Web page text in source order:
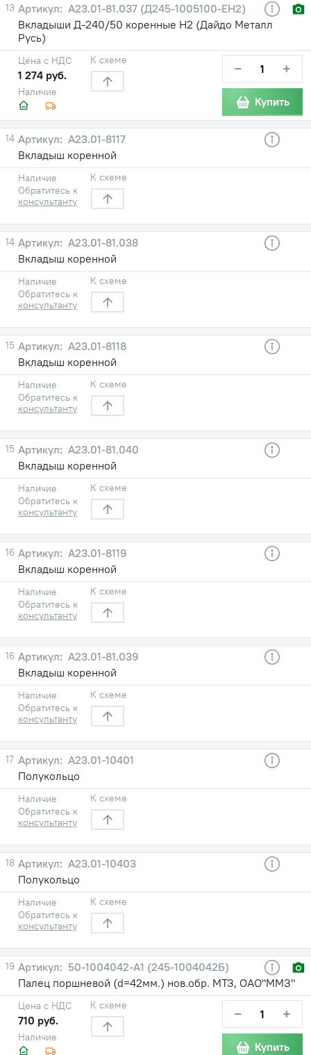
13
А23.01-81.037 (Д245-1005100-ЕН2)
Вкладыши Д-240/50 коренные Н2 (Дайдо Металл
Русь)
Наличие
Цена с НДС
1 274 руб.
К схеме − +
Купить
14
А23.01-8117
Вкладыш коренной
Наличие
Обратитесь к
консультанту
К схеме
14
А23.01-81.038
Вкладыш коренной
Наличие
Обратитесь к
консультанту
К схеме
15
А23.01-8118
Вкладыш коренной
Наличие
Обратитесь к
консультанту
К схеме
15
А23.01-81.040
Вкладыш коренной
Наличие
Обратитесь к
консультанту
К схеме
16
А23.01-8119
Вкладыш коренной
Наличие
Обратитесь к
консультанту
К схеме
16
А23.01-81.039
Вкладыш коренной
Наличие
Обратитесь к
консультанту
К схеме
17
А23.01-10401
Полукольцо
Наличие
Обратитесь к
консультанту
К схеме
18
А23.01-10403
Полукольцо
Наличие
Обратитесь к
консультанту
К схеме
19
50-1004042-А1 (245-1004042Б)
Палец поршневой (d=42мм.) нов.обр. МТЗ, ОАО"ММЗ"
Наличие
Цена с НДС
710 руб.
К схеме − +
Купить